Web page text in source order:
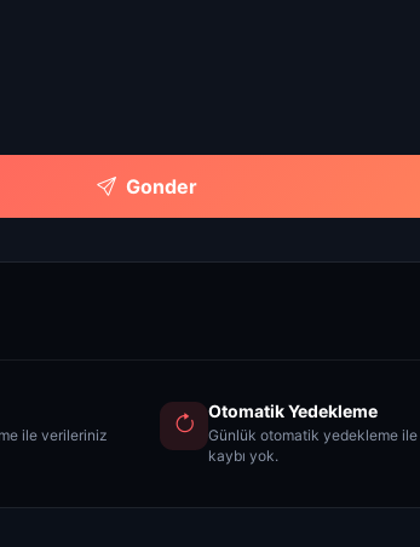
Gonder
ile verileriniz
Otomatik Yedekleme
Günlük otomatik yedekleme ile
kaybı yok.